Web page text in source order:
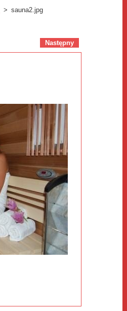
> sauna2.jpg
Następny